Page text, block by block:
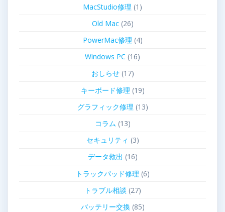
MacStudio修理 (1)
Old Mac(26)
PowerMac修理 (4)
Windows PC (16)
おしらせ(17)
キーボード修理 (19)
グラフィック修理 (13)
コラム (13)
セキュリティ (3)
データ救出 (16)
トラックパッド修理 (6)
トラブル相談 (27)
バッテリー交換(85)